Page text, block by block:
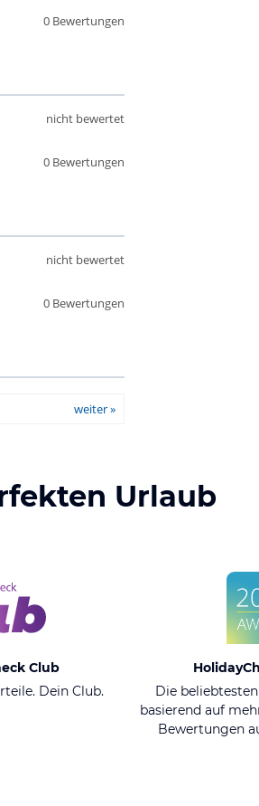
0 Bewertungen
0 Bewertungen
nicht bewertet
0 Bewertungen
nicht bewertet
weiter »
Urlaub
Club
Dein Club.
Die
basierend auf
Bewertungen